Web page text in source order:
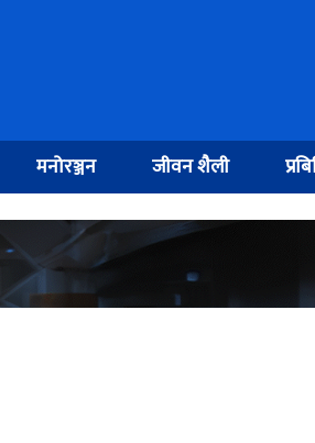
मनोरञ्जन जीवन शैली